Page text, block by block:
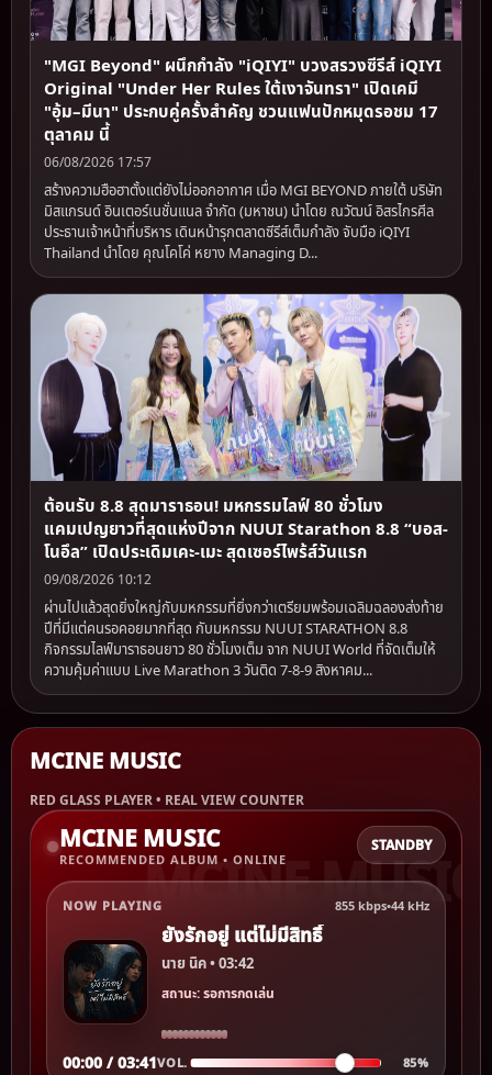
"MGI Beyond" ผนึกกำลัง "iQIYI" บวงสรวงซีรีส์ iQIYI
Original "Under Her Rules ใต้เงาจันทรา" เปิดเคมี
"อุ้ม–มีนา" ประกบคู่ครั้งสำคัญ ชวนแฟนปักหมุดรอชม 17
ตุลาคม นี้
06/08/2026 17:57
สร้างความฮือฮาตั้งแต่ยังไม่ออกอากาศ เมื่อ MGI BEYOND ภายใต้ บริษัท
มิสแกรนด์ อินเตอร์เนชั่นแนล จำกัด (มหาชน) นำโดย ณวัฒน์ อิสรไกรศีล
ประธานเจ้าหน้าที่บริหาร เดินหน้ารุกตลาดซีรีส์เต็มกำลัง จับมือ iQIYI
Thailand นำโดย คุณโคโค่ หยาง Managing D...
ต้อนรับ 8.8 สุดมาราธอน! มหกรรมไลฟ์ 80 ชั่วโมง
แคมเปญยาวที่สุดแห่งปีจาก NUUI Starathon 8.8 “บอส-
โนอึล” เปิดประเดิมเคะ-เมะ สุดเซอร์ไพร้ส์วันแรก
09/08/2026 10:12
ผ่านไปแล้วสุดยิ่งใหญ่กับมหกรรมที่ยิ่งกว่าเตรียมพร้อมเฉลิมฉลองส่งท้าย
ปีที่มีแต่คนรอคอยมากที่สุด กับมหกรรม NUUI STARATHON 8.8
กิจกรรมไลฟ์มาราธอนยาว 80 ชั่วโมงเต็ม จาก NUUI World ที่จัดเต็มให้
ความคุ้มค่าแบบ Live Marathon 3 วันติด 7-8-9 สิงหาคม...
MCINE MUSIC
RED GLASS PLAYER • REAL VIEW COUNTER
MCINE MUSIC
RECOMMENDED ALBUM • ONLINE
STANDBY
NOW PLAYING 855 kbps•44 kHz
ยังรักอยู่ แต่ไม่มีสิทธิ์
นาย นิค • 03:42
สถานะ: รอการกดเล่น
00:00 / 03:41VOL. 85%